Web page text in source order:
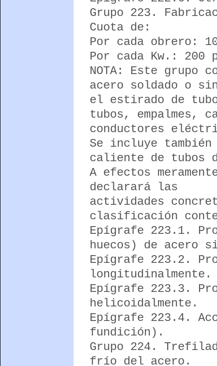
Grupo 223.
Cuota de:
Por cada obrero:
Por cada Kw.: 200
NOTA: Este grupo
acero soldado o
el estirado de
tubos, empalmes,
conductores
Se incluye
caliente de tubos
A efectos
declarará las
actividades
clasificación
Epígrafe 223.1.
huecos) de acero
Epígrafe 223.2.
longitudinalmente.
Epígrafe 223.3.
helicoidalmente.
Epígrafe 223.4.
fundición).
Grupo 224.
frío del acero.